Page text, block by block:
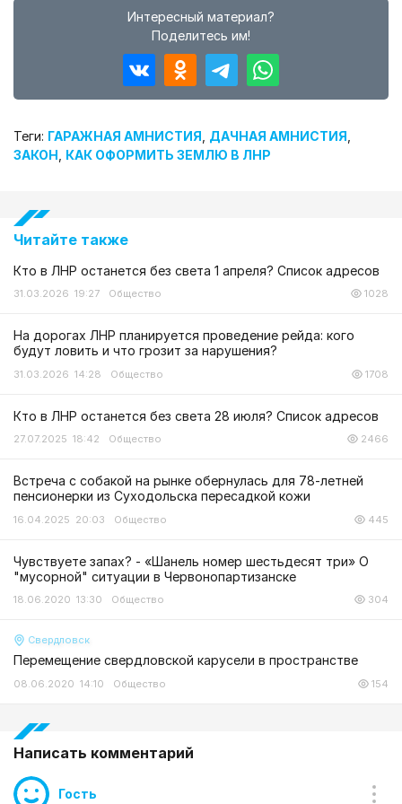
Интересный материал?
Поделитесь им!
Теги: ГАРАЖНАЯ АМНИСТИЯ ДАЧНАЯ АМНИСТИЯ
ЗАКОН КАК ОФОРМИТЬ ЗЕМЛЮ В ЛНР
Читайте также
Кто в ЛНР останется без света 1 апреля? Список адресов
31.03.2026 19:27 Общество 1028
На дорогах ЛНР планируется проведение рейда: кого
будут ловить и что грозит за нарушения?
31.03.2026 14:28 Общество 1708
Кто в ЛНР останется без света 28 июля? Список адресов
27.07.2025 18:42 Общество 2466
Встреча с собакой на рынке обернулась для 78-летней
пенсионерки из Суходольска пересадкой кожи
16.04.2025 20:03 Общество 445
Чувствуете запах? - «Шанель номер шестьдесят три» О
"мусорной" ситуации в Червонопартизанске
18.06.2020 13:30 Общество 304
Свердловск
Перемещение свердловской карусели в пространстве
08.06.2020 14:10 Общество 154
Написать комментарий
Гость